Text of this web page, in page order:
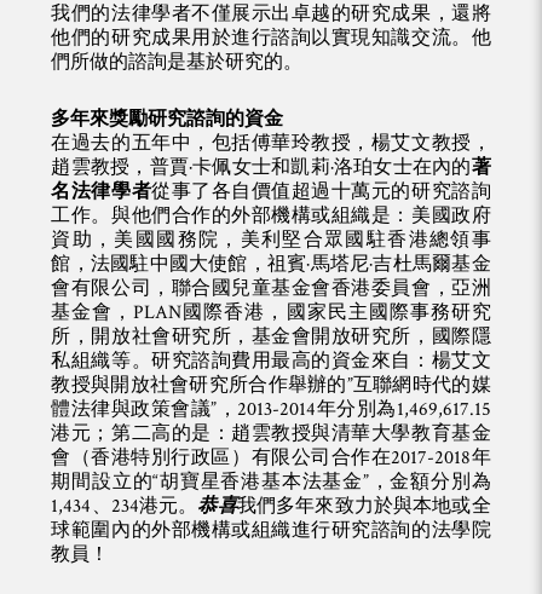
我們的法律學者不僅展示出卓越的研究成果，還將
他們的研究成果用於進行諮詢以實現知識交流。他
們所做的諮詢是基於研究的。
多年來獎勵研究諮詢的資金
在過去的五年中，包括傅華玲教授，楊艾文教授，
趙雲教授，普賈·卡佩女士和凱莉·洛珀女士在內的著
名法律學者從事了各自價值超過十萬元的研究諮詢
工作。與他們合作的外部機構或組織是：美國政府
資助，美國國務院，美利堅合眾國駐香港總領事
館，法國駐中國大使館，祖賓·馬塔尼·吉杜馬爾基金
會有限公司，聯合國兒童基金會香港委員會，亞洲
基金會，PLAN國際香港，國家民主國際事務研究
所，開放社會研究所，基金會開放研究所，國際隱
私組織等。研究諮詢費用最高的資金來自：楊艾文
教授與開放社會研究所合作舉辦的”互聯網時代的媒
體法律與政策會議”，2013-2014年分別為1,469,617.15
港元；第二高的是：趙雲教授與清華大學教育基金
會（香港特別行政區）有限公司合作在2017-2018年
期間設立的“胡寶星香港基本法基金”，金額分別為
1,434、234港元。 恭喜我們多年來致力於與本地或全
球範圍內的外部機構或組織進行研究諮詢的法學院
教員！